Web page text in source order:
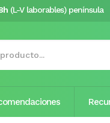
(L-V laborables) península